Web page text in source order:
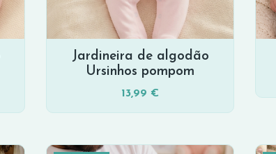
Jardineira de algodão
Ursinhos pompom
13,99 €